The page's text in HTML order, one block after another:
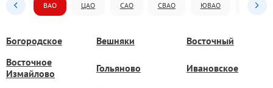
ВАО ЦАО САО СВАО ЮВАО ЮАО
Богородское Вешняки
Восточный
Восточное
Измайлово
Гольяново Ивановское